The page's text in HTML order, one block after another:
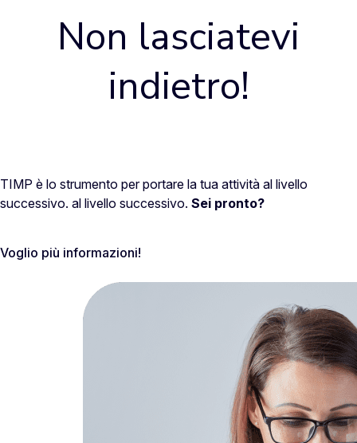
Non lasciatevi
indietro!
TIMP è lo strumento per portare la tua attività al livello
successivo. al livello successivo. Sei pronto?
Voglio più informazioni!